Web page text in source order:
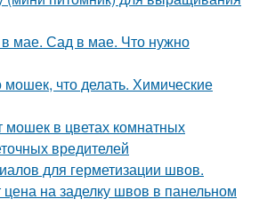
мае. Сад в мае. Что нужно
что делать. Химические
мошек в цветах комнатных
вредителей
для герметизации швов.
цена на заделку швов в панельном